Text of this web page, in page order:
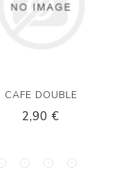
CAFE DOUBLE
2,90 €